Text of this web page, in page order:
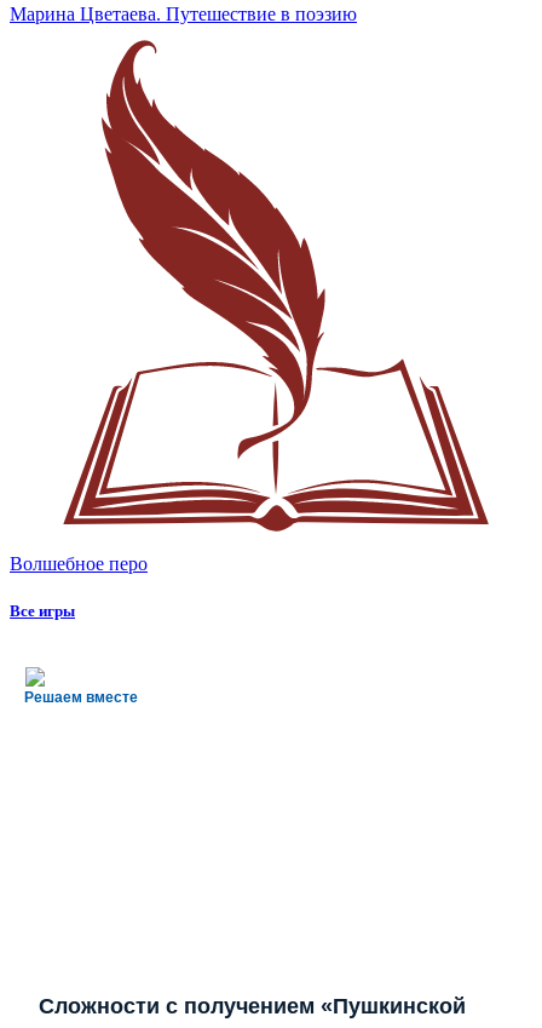
Марина Цветаева. Путешествие в поэзию
Волшебное перо
Все игры
Решаем вместе
Сложности с получением «Пушкинской